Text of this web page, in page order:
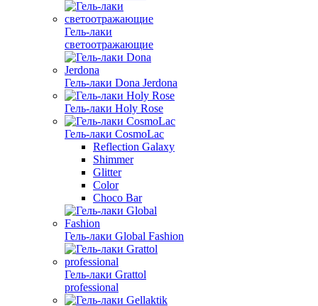
Гель-лаки
светоотражающие
Гель-лаки Dona Jerdona
Гель-лаки Holy Rose
Гель-лаки CosmoLac
Reflection Galaxy
Shimmer
Glitter
Color
Choco Bar
Гель-лаки Global Fashion
Гель-лаки Grattol
professional